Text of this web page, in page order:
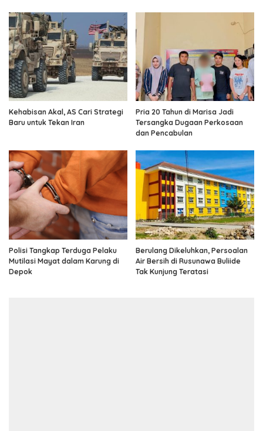
Kehabisan Akal, AS Cari Strategi
Baru untuk Tekan Iran
Pria 20 Tahun di Marisa Jadi
Tersangka Dugaan Perkosaan
dan Pencabulan
Polisi Tangkap Terduga Pelaku
Mutilasi Mayat dalam Karung di
Depok
Berulang Dikeluhkan, Persoalan
Air Bersih di Rusunawa Buliide
Tak Kunjung Teratasi